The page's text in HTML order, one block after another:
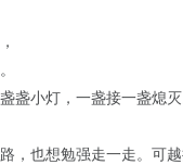
小灯，一盏接一盏熄
，也想勉强走一走。可